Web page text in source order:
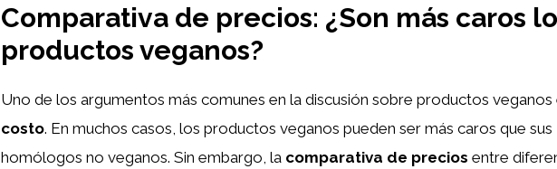
Comparativa de precios: ¿Son más caros
productos veganos?
Uno de los argumentos más comunes en la discusión sobre productos veganos
costo. En muchos casos, los productos veganos pueden ser más caros que sus
homólogos no veganos. Sin embargo, la comparativa de precios entre